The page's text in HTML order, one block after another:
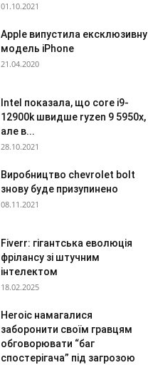
01.10.2021
Apple випустила ексклюзивну
модель iPhone
21.04.2020
Intel показала, що core i9-
12900k швидше ryzen 9 5950x,
але в...
28.10.2021
Виробництво chevrolet bolt
знову буде призупинено
08.11.2021
Fiverr: гігантська еволюція
фрілансу зі штучним
інтелектом
18.02.2025
Heroic намагалися
заборонити своїм гравцям
обговорювати “баг
спостерігача” під загрозою